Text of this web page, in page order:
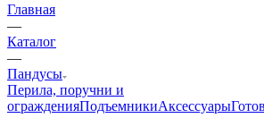
Главная
—
Каталог
—
Пандусы
Перила, поручни и
огражденияПодъемникиАксессуары